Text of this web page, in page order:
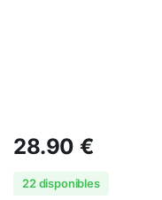
28.90€
22 disponibles